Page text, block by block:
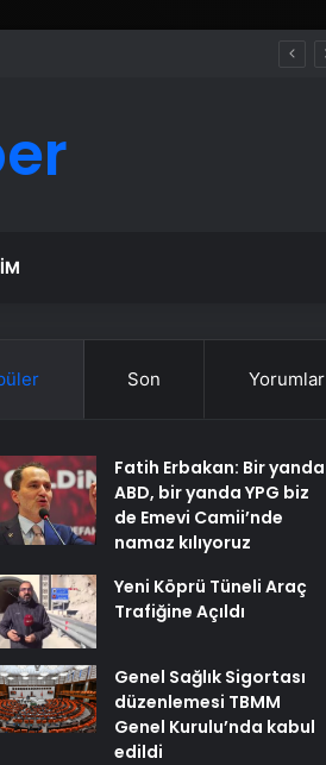
Son Yorumlar
Fatih Erbakan: Bir yanda
ABD, bir yanda YPG biz
de Emevi Camii’nde
namaz kılıyoruz
Yeni Köprü Tüneli Araç
Trafiğine Açıldı
Genel Sağlık Sigortası
düzenlemesi TBMM
Genel Kurulu’nda kabul
edildi